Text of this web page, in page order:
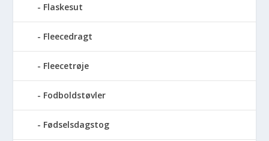
Flaskesut
Fleecedragt
Fleecetrøje
Fodboldstøvler
Fødselsdagstog